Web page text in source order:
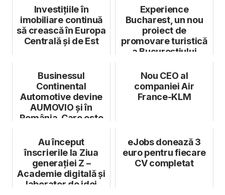
Investițiile în
imobiliare continuă
să crească în Europa
Centrală și de Est
Experience
Bucharest, un nou
proiect de
promovare turistică
a Bucureștiului
Businessul
Continental
Automotive devine
AUMOVIO și în
România. Care este
brand
Nou CEO al
companiei Air
France-KLM
Au început
înscrierile la Ziua
generaţiei Z –
Academie digitală şi
laborator de idei
eJobs donează 3
euro pentru fiecare
CV completat